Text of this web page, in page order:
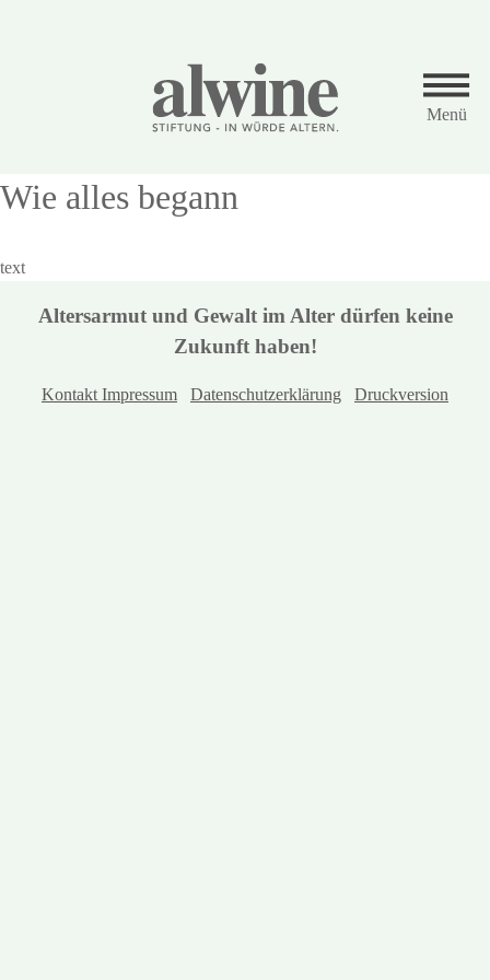
Menü
Anschrift
Alwine Stiftung - in Würde altern
69469 Weinheim
Internet
Wie alles begann
text
Altersarmut und Gewalt im Alter dürfen keine
Zukunft haben!
Kontakt Impressum Datenschutzerklärung Druckversion